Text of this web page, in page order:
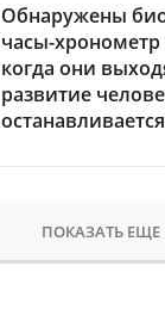
Обнаружены
часы-
когда они
развитие
останавливается
ПОКАЗАТЬ ЕЩЕ